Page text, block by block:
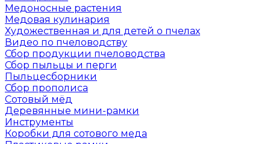
Медоносные растения
Медовая кулинария
Художественная и для детей о пчелах
Видео по пчеловодству
Сбор продукции пчеловодства
Сбор пыльцы и перги
Пыльцесборники
Сбор прополиса
Сотовый мёд
Деревянные мини-рамки
Инструменты
Коробки для сотового меда